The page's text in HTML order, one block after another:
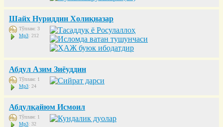
Шайх Нуриддин Холиқназар
Тўплам: 3
Mp3: 212
Абдул Азим Зиёуддин
Тўплам: 1
Mp3: 24
Абдулқайюм Исмоил
Тўплам: 1
Mp3: 32